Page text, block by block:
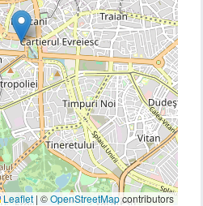
Leaflet | ©OpenStreetMapcontributors